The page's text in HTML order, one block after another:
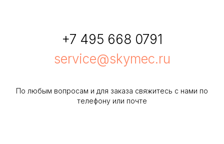
+7 495 668 0791
service@skymec.ru
По любым вопросам и для заказа свяжитесь с нами по
телефону или почте